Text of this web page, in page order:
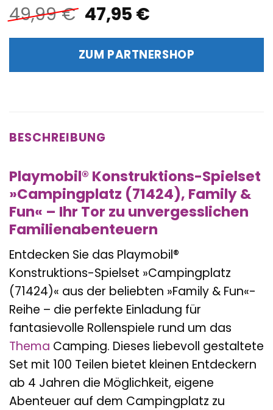
49,99€ Ursprünglicher
Preis
war:
49,99 €
47,95 €Aktueller
ist:
47,95 €.
ZUM PARTNERSHOP
BESCHREIBUNG
Playmobil® Konstruktions-Spielset
»Campingplatz (71424), Family &
Fun« – Ihr Tor zu unvergesslichen
Familienabenteuern
Entdecken Sie das Playmobil®
Konstruktions-Spielset »Campingplatz
(71424)« aus der beliebten »Family & Fun«-
Reihe – die perfekte Einladung für
fantasievolle Rollenspiele rund um das
Thema Camping. Dieses liebevoll gestaltete
Set mit 100 Teilen bietet kleinen Entdeckern
ab 4 Jahren die Möglichkeit, eigene
Abenteuer auf dem Campingplatz zu